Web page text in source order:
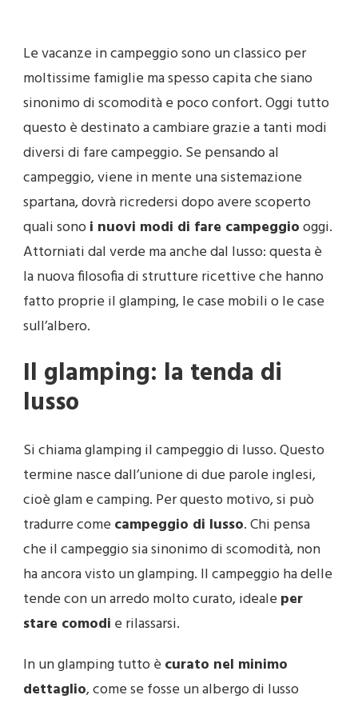
Le vacanze in campeggio sono un classico per
moltissime famiglie ma spesso capita che siano
sinonimo di scomodità e poco confort. Oggi tutto
questo è destinato a cambiare grazie a tanti modi
diversi di fare campeggio. Se pensando al
campeggio, viene in mente una sistemazione
spartana, dovrà ricredersi dopo avere scoperto
quali sonoi nuovi modi di fare campeggiooggi.
Attorniati dal verde ma anche dal lusso: questa è
la nuova filosofia di strutture ricettive che hanno
fatto proprie il glamping, le case mobili o le case
sull’albero.
Il glamping: la tenda di
lusso
Si chiama glamping il campeggio di lusso. Questo
termine nasce dall’unione di due parole inglesi,
cioè glam e camping. Per questo motivo, si può
tradurre come campeggio di lusso. Chi pensa
che il campeggio sia sinonimo di scomodità, non
ha ancora visto un glamping. Il campeggio ha delle
tende con un arredo molto curato, ideale per
stare comodi e rilassarsi.
In un glamping tutto è curato nel minimo
dettaglio, come se fosse un albergo di lusso